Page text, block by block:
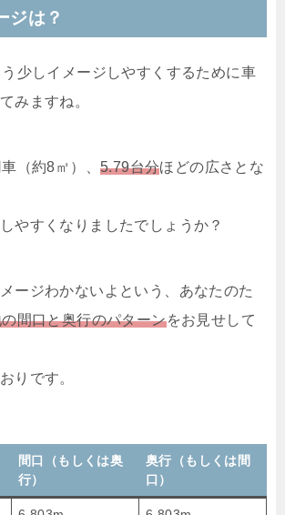
ジは？
少しイメージしやすくするために車
みますね。
（約8㎡）、 5.79台分ほどの広さとな
やすくなりましたでしょうか？
ージわかないよという、あなたのた
間口と奥行のパターンをお見せして
りです。
間口（もしくは奥
行）
奥行（もしくは間
口）